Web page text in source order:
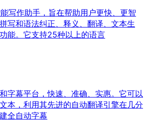
写作助手，旨在帮助用户更快、更智
写和语法纠正、释义、翻译、文本生
能。它支持25种以上的语言
字幕平台，快速、准确、实惠。它可以
本，利用其先进的自动翻译引擎在几分
全自动字幕